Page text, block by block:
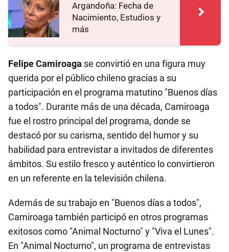
Argandoña: Fecha de
Nacimiento, Estudios y
más
Felipe Camiroaga se convirtió en una figura muy
querida por el público chileno gracias a su
participación en el programa matutino "Buenos días
a todos". Durante más de una década, Camiroaga
fue el rostro principal del programa, donde se
destacó por su carisma, sentido del humor y su
habilidad para entrevistar a invitados de diferentes
ámbitos. Su estilo fresco y auténtico lo convirtieron
en un referente en la televisión chilena.
Además de su trabajo en "Buenos días a todos",
Camiroaga también participó en otros programas
exitosos como "Animal Nocturno" y "Viva el Lunes".
En "Animal Nocturno", un programa de entrevistas